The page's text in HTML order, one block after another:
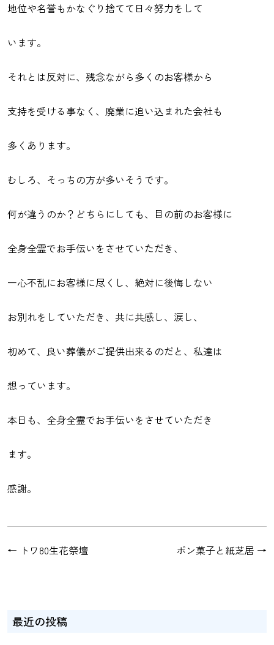
地位や名誉もかなぐり捨てて日々努力をして
います。
それとは反対に、残念ながら多くのお客様から
支持を受ける事なく、廃業に追い込まれた会社も
多くあります。
むしろ、そっちの方が多いそうです。
何が違うのか？どちらにしても、目の前のお客様に
全身全霊でお手伝いをさせていただき、
一心不乱にお客様に尽くし、絶対に後悔しない
お別れをしていただき、共に共感し、涙し、
初めて、良い葬儀がご提供出来るのだと、私達は
想っています。
本日も、全身全霊でお手伝いをさせていただき
ます。
感謝。
← トワ80生花祭壇 ポン菓子と紙芝居 →
最近の投稿